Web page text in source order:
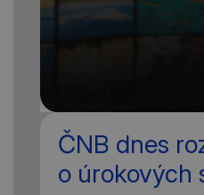
ČNB dnes
o úrokových